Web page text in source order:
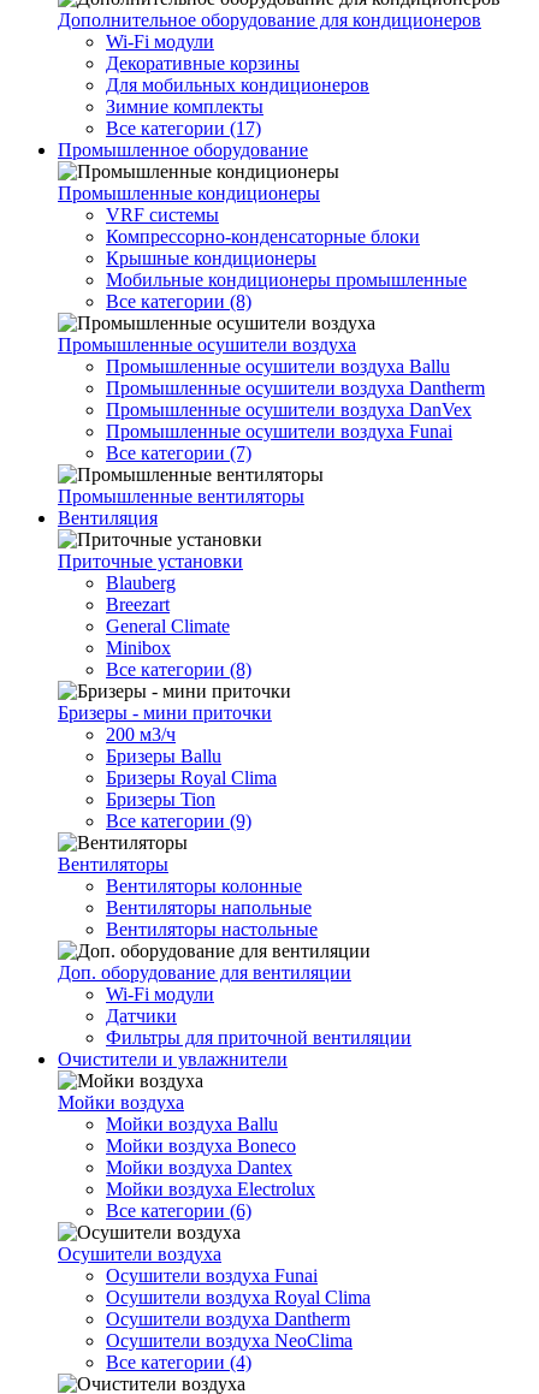
Дополнительное оборудование для кондиционеров
Wi-Fi модули
Декоративные корзины
Для мобильных кондиционеров
Зимние комплекты
Все категории (17)
Промышленное оборудование
Промышленные кондиционеры
VRF системы
Компрессорно-конденсаторные блоки
Крышные кондиционеры
Мобильные кондиционеры промышленные
Все категории (8)
Промышленные осушители воздуха
Промышленные осушители воздуха Ballu
Промышленные осушители воздуха Dantherm
Промышленные осушители воздуха DanVex
Промышленные осушители воздуха Funai
Все категории (7)
Промышленные вентиляторы
Вентиляция
Приточные установки
Blauberg
Breezart
General Climate
Minibox
Все категории (8)
Бризеры - мини приточки
200 м3/ч
Бризеры Ballu
Бризеры Royal Clima
Бризеры Tion
Все категории (9)
Вентиляторы
Вентиляторы колонные
Вентиляторы напольные
Вентиляторы настольные
Доп. оборудование для вентиляции
Wi-Fi модули
Датчики
Фильтры для приточной вентиляции
Очистители и увлажнители
Мойки воздуха
Мойки воздуха Ballu
Мойки воздуха Boneco
Мойки воздуха Dantex
Мойки воздуха Electrolux
Все категории (6)
Осушители воздуха
Осушители воздуха Funai
Осушители воздуха Royal Clima
Осушители воздуха Dantherm
Осушители воздуха NeoClima
Все категории (4)